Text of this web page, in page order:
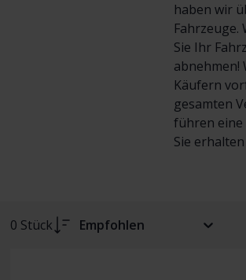
haben wir
Sie Ihr
abnehmen!
Käufern
gesamten
führen eine
Sie
0 Stück Empfohlen